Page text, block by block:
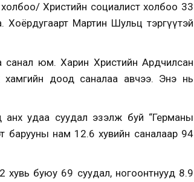
Христийн социалист холбоо 33
Мартин Шульц тэргүүтэй
юм. Харин Христийн Ардчилсан
доод саналаа авчээ. Энэ нь
анх удаа суудал эзэлж буй “Германы
барууны нам 12.6 хувийн саналаар 94
хувь буюу 69 суудал, ногоонтнууд 8.9